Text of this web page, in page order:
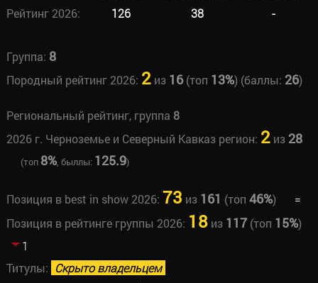
Рейтинг 2026:
126 38 -
Группа: 8
Породный рейтинг 2026: 2из 16(топ 13%) (баллы: 26)
Региональный рейтинг, группа 8
2026 г. Черноземье и Северный Кавказ регион: 2из 28
(топ 8%, быллы: 125.9)
Позиция в best in show 2026: 73 из 161 (топ 46%)
=
Позиция в рейтинге группы 2026: 18из 117(топ 15%)
1
Титулы: Скрыто владельцем